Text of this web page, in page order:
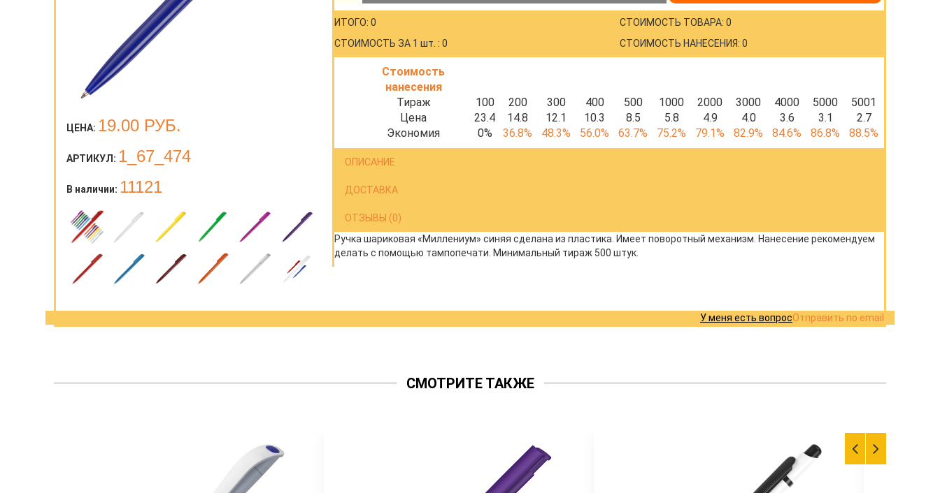
ЦЕНА: 19.00 РУБ.
АРТИКУЛ: 1_67_474
В наличии: 11121
ИТОГО: 0
СТОИМОСТЬ ЗА 1 шт. : 0
СТОИМОСТЬ ТОВАРА: 0
СТОИМОСТЬ НАНЕСЕНИЯ: 0
Стоимость
нанесения
Тираж
100 200 300 400 500 1000 2000 3000 4000 5000
5001
Цена
23.4 14.8 12.1 10.3 8.5 5.8 4.9 4.0 3.6 3.1
2.7
Экономия
0% 36.8% 48.3% 56.0% 63.7% 75.2% 79.1% 82.9% 84.6% 86.8% 88.5%
ОПИСАНИЕ
ДОСТАВКА
ОТЗЫВЫ (0)
Ручка шариковая «Миллениум» синяя сделана из пластика. Имеет поворотный механизм. Нанесение рекомендуем
делать с помощью тампопечати. Минимальный тираж 500 штук.
Отправить по email
У меня есть вопрос
СМОТРИТЕ ТАКЖЕ